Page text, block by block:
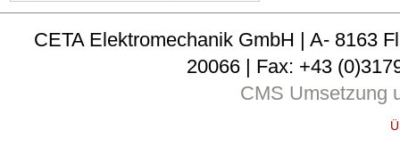
CETA Elektromechanik GmbH | A- 8163
20066 | Fax: +43
CMS Umsetzung